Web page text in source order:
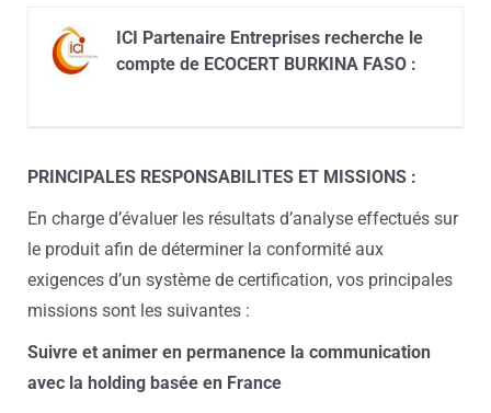
ICI Partenaire Entreprises recherche le
compte de ECOCERT BURKINA FASO :
PRINCIPALES RESPONSABILITES ET MISSIONS :
En charge d’évaluer les résultats d’analyse effectués sur
le produit afin de déterminer la conformité aux
exigences d’un système de certification, vos principales
missions sont les suivantes :
Suivre et animer en permanence la communication
avec la holding basée en France